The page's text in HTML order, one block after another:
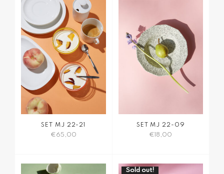
SET MJ 22-21
€65,00
SET MJ 22-09
€ 18,00
Sold out!